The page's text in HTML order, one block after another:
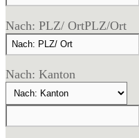
Nach: PLZ/ OrtPLZ/Ort
Nach: Kanton